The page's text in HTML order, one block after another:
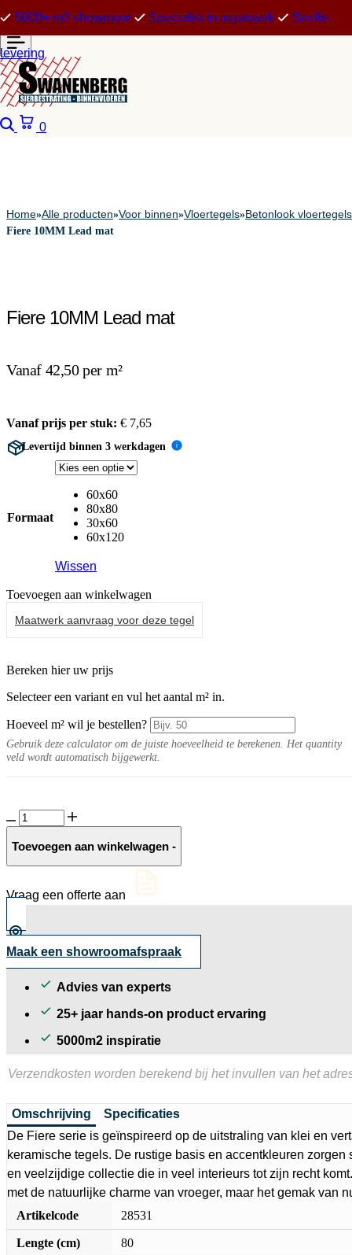
5000+ m2 showroom Specialist in maatwerk Snelle
levering
Zoeken
0
Home»Alle producten»Voor binnen»Vloertegels»Betonlook vloertegels
Fiere 10MM Lead mat
Fiere 10MM Lead mat
Vanaf 42,50 per m²
Vanaf prijs per stuk: € 7,65
Levertijd binnen 3 werkdagen i
Formaat
60x60
80x80
30x60
60x120
Wissen
Toevoegen aan winkelwagen
Maatwerk aanvraag voor deze tegel
Bereken hier uw prijs
Selecteer een variant en vul het aantal m² in.
Hoeveel m² wil je bestellen?
Gebruik deze calculator om de juiste hoeveelheid te berekenen. Het quantity
veld wordt automatisch bijgewerkt.
Fiere
10MM
Lead
Toevoegen aan winkelwagen -
Vraag een offerte aan
Maak een showroomafspraak
Advies van experts
25+ jaar hands-on product ervaring
5000m2 inspiratie
Verzendkosten worden berekend bij het invullen van het
Omschrijving
Specificaties
De Fiere serie is geïnspireerd op de uitstraling van klei en
keramische tegels. De rustige basis en accentkleuren zorgen
en veelzijdige collectie die in veel interieurs tot zijn recht
met de natuurlijke charme van vroeger, maar het gemak van
Artikelcode
28531
Lengte (cm) 80